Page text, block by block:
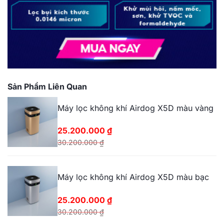
Sản Phẩm Liên Quan
Máy lọc không khí Airdog X5D màu vàng
30.200.000₫
gốc
là:
25.200.000 ₫
hiện
tại
25.200.000 ₫.
Máy lọc không khí Airdog X5D màu bạc
30.200.000₫
25.200.000 ₫